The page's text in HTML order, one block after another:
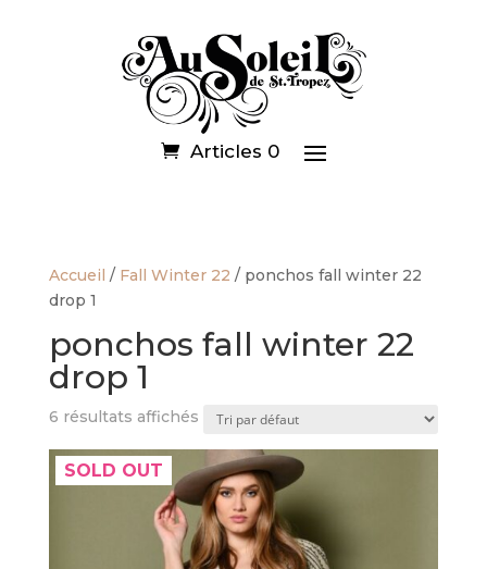
Articles 0
Accueil / Fall Winter 22 / ponchos fall winter 22
drop 1
ponchos fall winter 22
drop 1
6 résultats affichés
SOLD OUT